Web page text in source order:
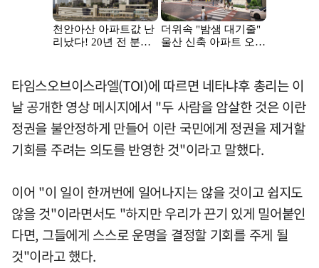
타임스오브이스라엘(TOI)에 따르면 네타냐후 총리는 이
날 공개한 영상 메시지에서 "두 사람을 암살한 것은 이란
정권을 불안정하게 만들어 이란 국민에게 정권을 제거할
기회를 주려는 의도를 반영한 것"이라고 말했다.
이어 "이 일이 한꺼번에 일어나지는 않을 것이고 쉽지도
않을 것"이라면서도 "하지만 우리가 끈기 있게 밀어붙인
다면, 그들에게 스스로 운명을 결정할 기회를 주게 될
것"이라고 했다.